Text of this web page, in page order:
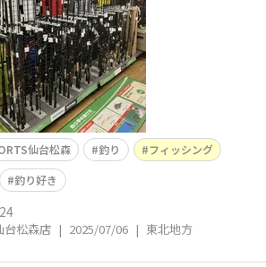
仙台松森 釣り
フィッシング
釣り好き
24
台松森店 | 2025/07/06 | 東北地方